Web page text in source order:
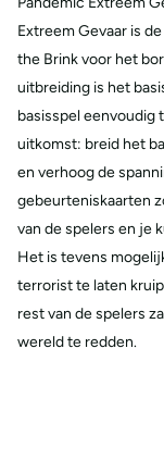
Extreem Gevaar is
the Brink voor het
uitbreiding is het
basisspel eenvoudig
uitkomst: breid het
en verhoog de
gebeurteniskaarten
van de spelers en je
Het is tevens
terrorist te laten
rest van de spelers
wereld te redden.